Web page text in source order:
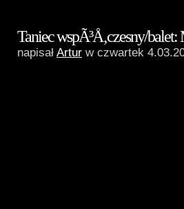
Taniec wspÃ³Å‚czesny/
napisał Artur w czwartek